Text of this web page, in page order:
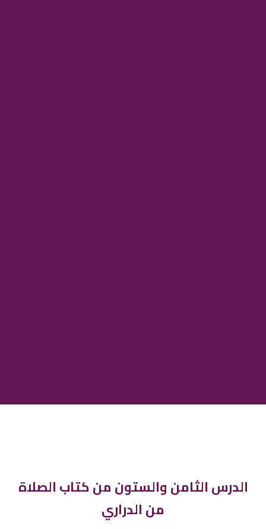
الدرس الثامن والستون من كتاب الصلاة
من الدراري